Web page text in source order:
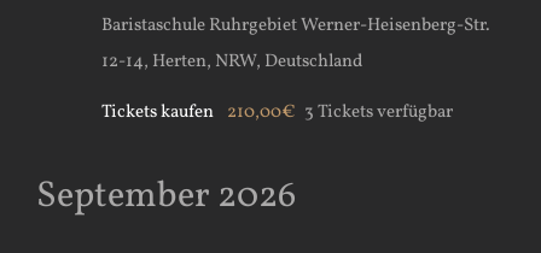
Baristaschule RuhrgebietWerner-Heisenberg-Str.
12-14, Herten, NRW, Deutschland
Tickets kaufen 210,00€ 3 Tickets verfügbar
September 2026